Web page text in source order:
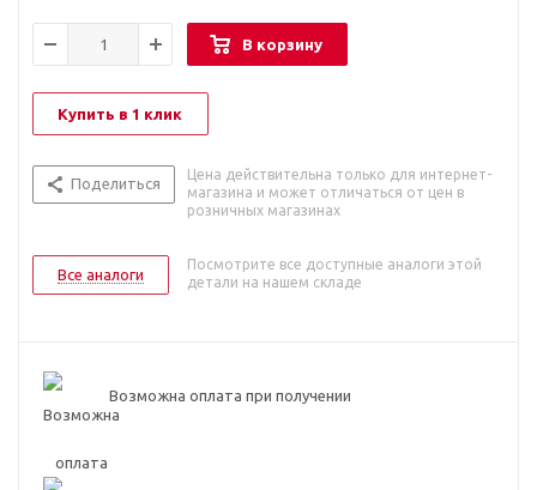
В корзину
Купить в 1 клик
Поделиться
Цена действительна только для интернет-
магазина и может отличаться от цен в
розничных магазинах
Все аналоги
Посмотрите все доступные аналоги этой
детали на нашем складе
Возможна оплата при получении